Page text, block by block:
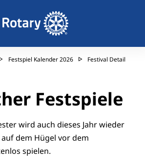
Festspiel Kalender 2026 Festival Detail
Festspiele
wird auch dieses Jahr wieder
dem Hügel vor dem
spielen.